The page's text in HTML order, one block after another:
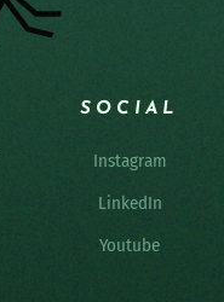
SOCIAL
Instagram
LinkedIn
Youtube